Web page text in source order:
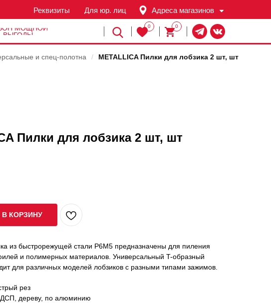
Для юр. лиц
Реквизиты Адреса магазинов
0
0
МОЩНОЙ
ВЫГОДЫ
и спец-полотна / METALLICA Пилки для лобзика 2 шт, шт
Пилки для лобзика 2 шт, шт
КОРЗИНУ
из быстрорежущей стали Р6М5 предназначены для пиления
и полимерных материалов. Универсальный T-образный
для различных моделей лобзиков с разными типами зажимов.
рез
дереву, по алюминию